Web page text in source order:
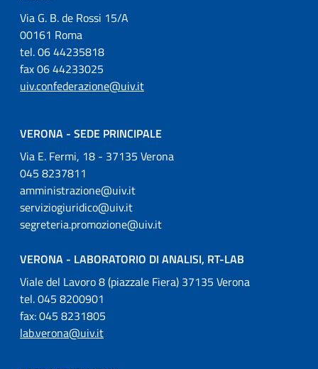
Via G. B. de Rossi 15/A
00161 Roma
tel. 06 44235818
fax 06 44233025
uiv.confederazione@uiv.it
VERONA - SEDE PRINCIPALE
Via E. Fermi, 18 - 37135 Verona
045 8237811
amministrazione@uiv.it
serviziogiuridico@uiv.it
segreteria.promozione@uiv.it
VERONA - LABORATORIO DI ANALISI, RT-LAB
Viale del Lavoro 8 (piazzale Fiera) 37135 Verona
tel. 045 8200901
fax: 045 8231805
lab.verona@uiv.it